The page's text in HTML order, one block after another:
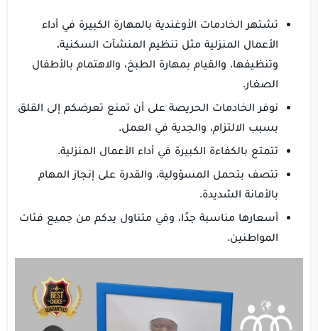
تشتهر الخادمات الأوغندية بالمهارة الكبيرة في أداء
الأعمال المنزلية مثل تنظيم المنشآت السكنية،
وتنظيفها، والقيام بمهارة الطبخ، والاهتمام بالأطفال
الصغار.
نوفر الخادمات الحريصة على أن تمنع تعرضكم إلى القلق
بسبب الالتزام، والجدية في العمل.
تتمتع بالكفاءة الكبيرة في أداء الأعمال المنزلية.
تتصف بتحمل المسؤولية، والقدرة على إنجاز المهام
بالأمانة الشديدة.
أسعارها مناسبة جدًا، وفي متناول يدكم من جميع فئات
المواطنين.